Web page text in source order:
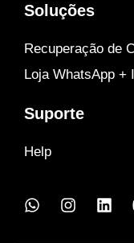
Soluções
Recuperação de
Loja WhatsApp +
Suporte
Help